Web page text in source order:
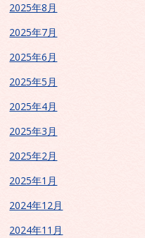
2025年8月
2025年7月
2025年6月
2025年5月
2025年4月
2025年3月
2025年2月
2025年1月
2024年12月
2024年11月